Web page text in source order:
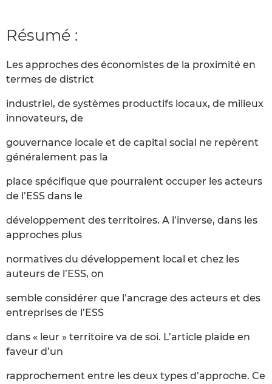
Résumé :
Les approches des économistes de la proximité en
termes de district
industriel, de systèmes productifs locaux, de milieux
innovateurs, de
gouvernance locale et de capital social ne repèrent
généralement pas la
place spécifique que pourraient occuper les acteurs
de l’ESS dans le
développement des territoires. A l’inverse, dans les
approches plus
normatives du développement local et chez les
auteurs de l’ESS, on
semble considérer que l’ancrage des acteurs et des
entreprises de l’ESS
dans « leur » territoire va de soi. L’article plaide en
faveur d’un
rapprochement entre les deux types d’approche. Ce